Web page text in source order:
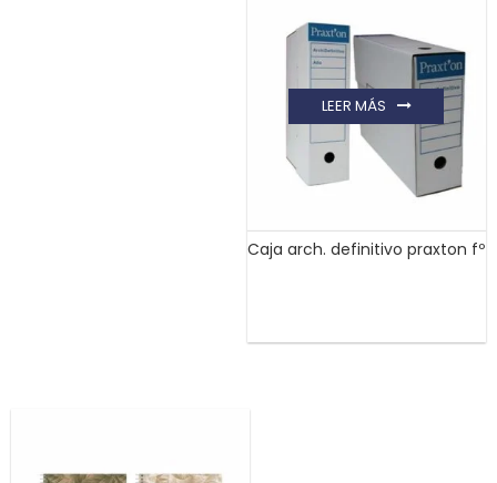
Caja arch. definitivo praxton fº
LEER MÁS